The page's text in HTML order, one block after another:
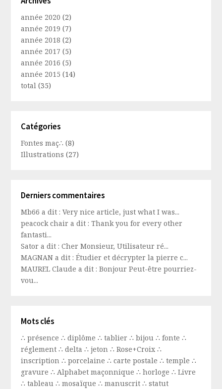
année 2020 (2)
année 2019 (7)
année 2018 (2)
année 2017 (5)
année 2016 (5)
année 2015 (14)
total(35)
Catégories
Fontes maç∴ (8)
Illustrations (27)
Derniers commentaires
Mb66 a dit : Very nice article, just what I was...
peacock chair a dit : Thank you for every other
fantasti...
Sator a dit : Cher Monsieur, Utilisateur ré...
MAGNAN a dit : Étudier et décrypter la pierre c...
MAUREL Claude a dit : Bonjour Peut-être pourriez-
vou...
Mots clés
∴présence∴diplôme∴tablier∴bijou∴fonte∴
réglement∴delta∴jeton∴Rose+Croix∴
inscription∴porcelaine∴carte postale∴temple∴
gravure∴Alphabet maçonnique∴horloge∴Livre
∴tableau∴mosaïque∴manuscrit∴statut